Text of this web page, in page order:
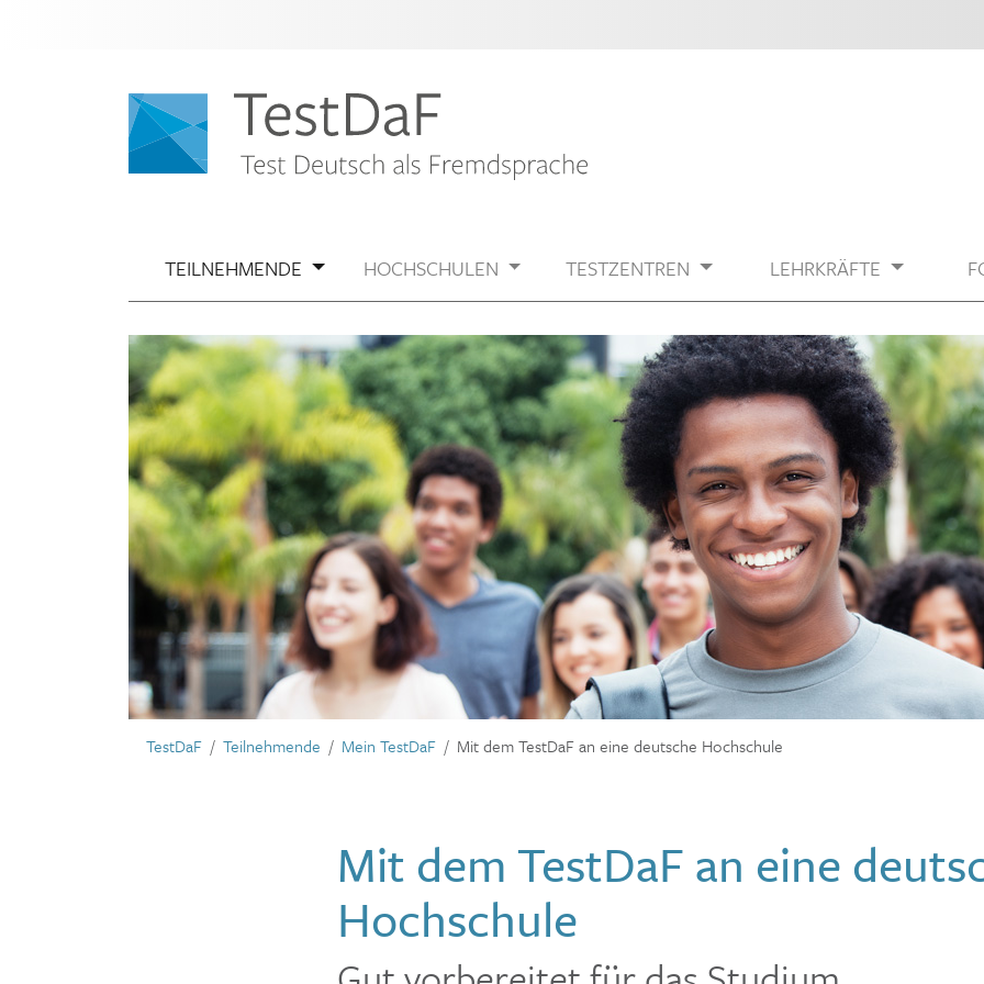
TEILNEHMENDE HOCHSCHULEN TESTZENTREN LEHRKRÄFTE
TestDaF Teilnehmende Mein TestDaF Mit dem TestDaF an eine deutsche Hochschule
Mit dem TestDaF an eine
Hochschule